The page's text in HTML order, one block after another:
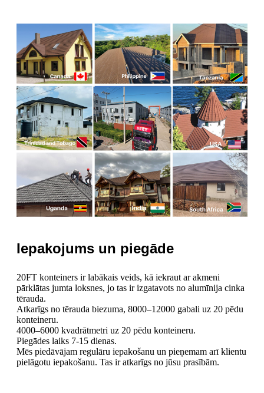
Iepakojums un piegāde
20FT konteiners ir labākais veids, kā iekraut ar akmeni
pārklātas jumta loksnes, jo tas ir izgatavots no alumīnija cinka
tērauda.
Atkarīgs no tērauda biezuma, 8000–12000 gabali uz 20 pēdu
konteineru.
4000–6000 kvadrātmetri uz 20 pēdu konteineru.
Piegādes laiks 7-15 dienas.
Mēs piedāvājam regulāru iepakošanu un pieņemam arī klientu
pielāgotu iepakošanu. Tas ir atkarīgs no jūsu prasībām.